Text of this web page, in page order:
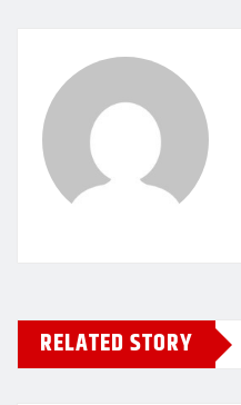
RELATED STORY